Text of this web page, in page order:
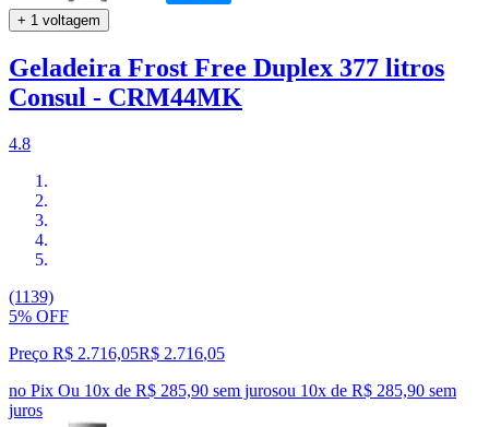
+ 1 voltagem
Geladeira Frost Free Duplex 377 litros
Consul - CRM44MK
4.8
(1139)
5% OFF
Preço R$ 2.716,05R$ 2.716,05
no Pix Ou 10x de R$ 285,90 sem jurosou 10x de R$ 285,90 sem
juros